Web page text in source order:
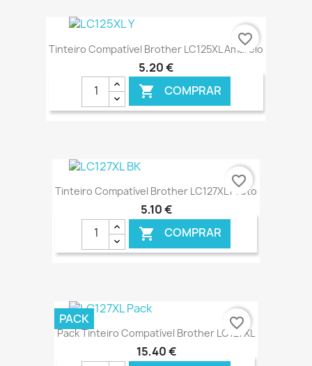
€ ONLINE
Tinteiro Compatível Brother LC125XL Amarelo
5,20 €
 COMPRAR
€ ONLINE
favorite_border
Tinteiro Compatível Brother LC127XL Preto
5,10 €
 COMPRAR
€ ONLINE
favorite_border
Pack Tinteiro Compatível Brother LC127XL
15,40 €
PACK favorite_border